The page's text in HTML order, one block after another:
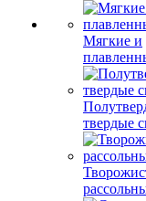
Мягкие и
твердые